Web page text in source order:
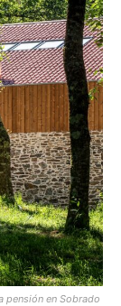
pensión en Sobrado